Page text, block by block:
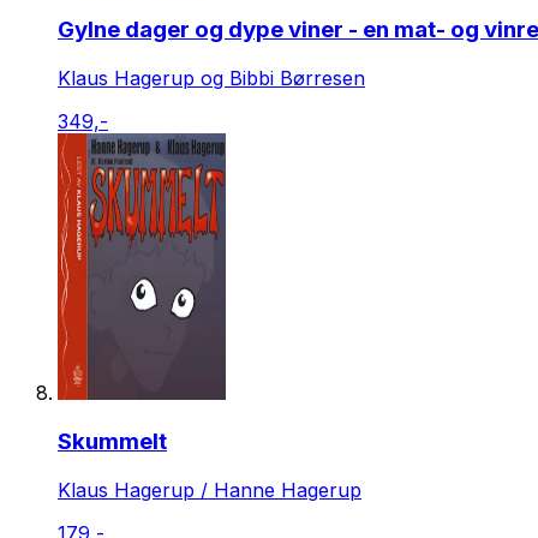
Gylne dager og dype viner - en mat- og
Klaus Hagerup og Bibbi Børresen
349,-
Skummelt
Klaus Hagerup / Hanne Hagerup
179,-